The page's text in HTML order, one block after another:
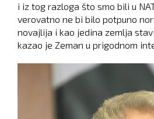
i iz tog razloga što smo bili u
verovatno ne bi bilo potpuno
novajlija i kao jedina zemlja
kazao je Zeman u prigodnom